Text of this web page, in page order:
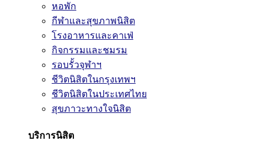
หอพัก
กีฬาและสุขภาพนิสิต
โรงอาหารและคาเฟ่
กิจกรรมและชมรม
รอบรั้วจุฬาฯ
ชีวิตนิสิตในกรุงเทพฯ
ชีวิตนิสิตในประเทศไทย
สุขภาวะทางใจนิสิต
บริการนิสิต